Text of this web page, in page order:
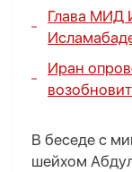
Глава МИД
Иран
В беседе с
шейхом